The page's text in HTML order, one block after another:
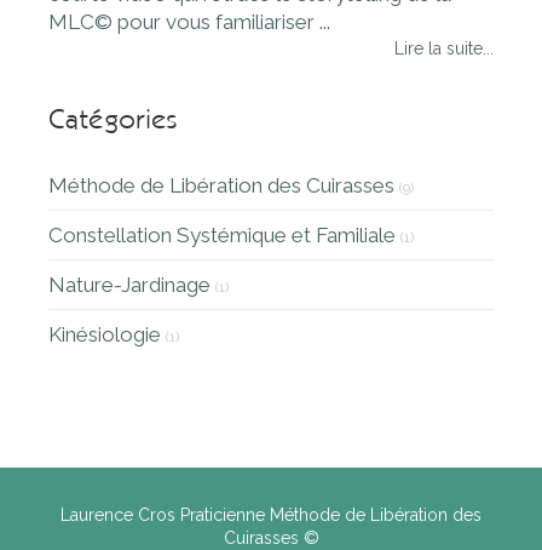
MLC© pour vous familiariser ...
Lire la suite...
Catégories
Méthode de Libération des Cuirasses (9)
Constellation Systémique et Familiale (1)
Nature-Jardinage (1)
Kinésiologie (1)
Laurence Cros Praticienne Méthode de Libération des
Cuirasses ©